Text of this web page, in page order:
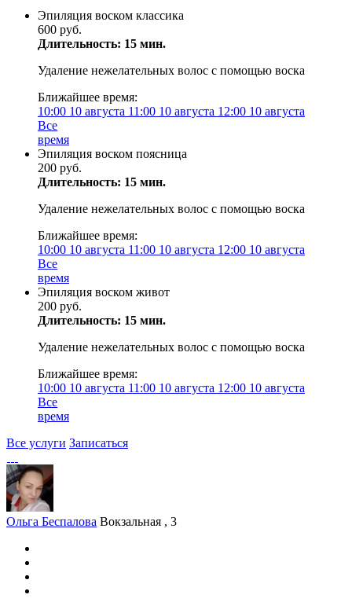
Эпиляция воском классика
600 руб.
Длительность: 15 мин.
Удаление нежелательных волос с помощью воска
Ближайшее время:
10:00 10 августа 11:00 10 августа 12:00 10 августа
Все
время
Эпиляция воском поясница
200 руб.
Длительность: 15 мин.
Удаление нежелательных волос с помощью воска
Ближайшее время:
10:00 10 августа 11:00 10 августа 12:00 10 августа
Все
время
Эпиляция воском живот
200 руб.
Длительность: 15 мин.
Удаление нежелательных волос с помощью воска
Ближайшее время:
10:00 10 августа 11:00 10 августа 12:00 10 августа
Все
время
Все услуги Записаться
Ольга Беспалова Вокзальная , 3